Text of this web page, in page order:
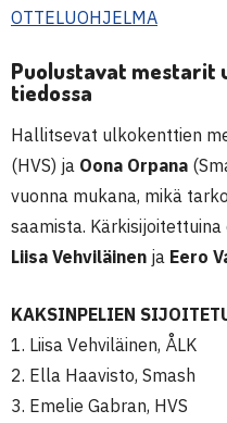
OTTELUOHJELMA
Puolustavat mestarit
tiedossa
Hallitsevat ulkokenttien
(HVS) ja Oona Orpana
vuonna mukana, mikä
saamista.
Liisa Vehviläinen ja Eero
KAKSINPELIEN
1. Liisa Vehviläinen, ÅLK
2. Ella Haavisto, Smash
3. Emelie Gabran, HVS